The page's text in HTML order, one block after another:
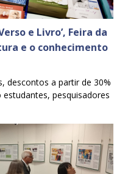
e Livro’, Feira da
e o conhecimento
descontos a partir de 30%
pesquisadores